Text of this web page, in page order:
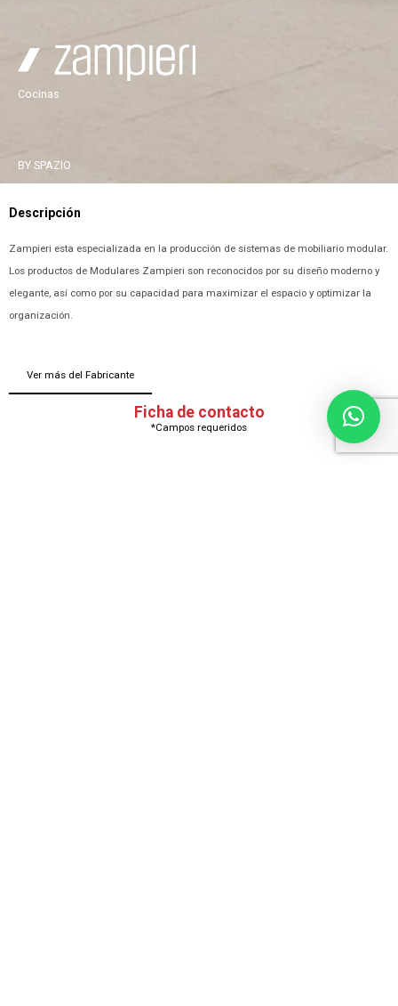
Cocinas
BY SPAZIO
Descripción
Zampieri esta especializada en la producción de sistemas de mobiliario modular.
Los productos de Modulares Zampieri son reconocidos por su diseño moderno y
elegante, así como por su capacidad para maximizar el espacio y optimizar la
organización.
Ver más del Fabricante
Ficha de contacto
*Campos requeridos